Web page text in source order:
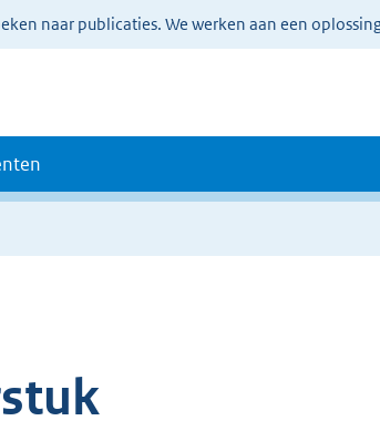
naar publicaties. We werken aan een